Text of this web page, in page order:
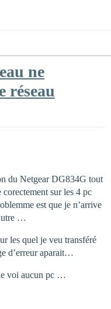
ne
réseau
du Netgear DG834G tout
sur les 4 pc
est que je n’arrive
…
les quel je veu transféré
d’erreur aparait…
voi aucun pc …